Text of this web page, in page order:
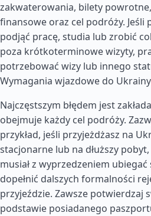
zakwaterowania, bilety
finansowe oraz cel podróży. Jeśli
podjąć pracę, studia lub zrobić
poza krótkoterminowe wizyty,
potrzebować wizy lub innego
Wymagania wjazdowe do Ukrainy
Najczęstszym błędem jest
obejmuje każdy cel podróży.
przykład, jeśli przyjeżdżasz na
stacjonarne lub na dłuższy
musiał z wyprzedzeniem
dopełnić dalszych formalności
przyjeździe. Zawsze potwierdzaj
podstawie posiadanego